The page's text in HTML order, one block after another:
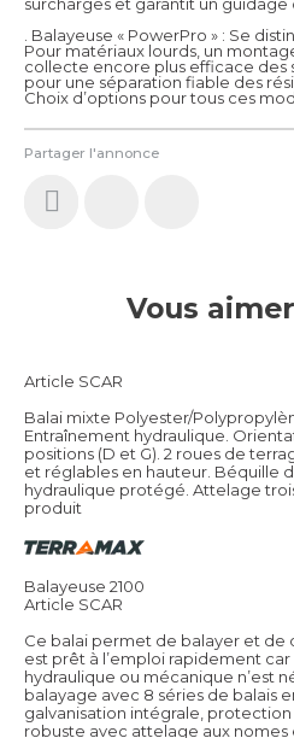
Partager l'annonce
. Balayeuse « PowerPro » : Se
Pour matériaux lourds, un
collecte encore plus efficace des
pour une séparation fiable des
Choix d’options pour tous ces
Vous
Article SCAR
Balai mixte Polyester/
Entraînement hydraulique.
positions (D et G). 2 roues de
et réglables en hauteur. Béquille
hydraulique protégé. Attelage
produit
Balayeuse 2100
Article SCAR
Ce balai permet de balayer et de
est prêt à l’emploi rapidement
hydraulique ou mécanique n’est
balayage avec 8 séries de balais
galvanisation intégrale,
robuste avec attelage aux